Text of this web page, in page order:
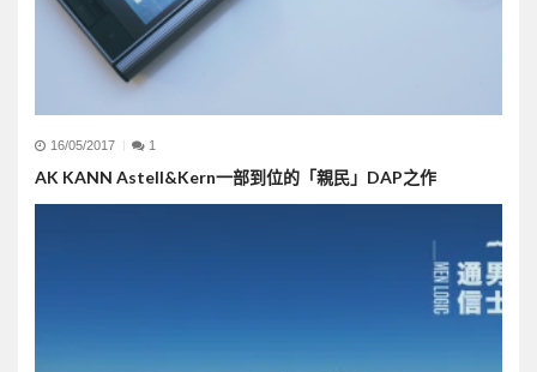
16/05/2017 1
AK KANN Astell&Kern一部到位的「親民」DAP之作